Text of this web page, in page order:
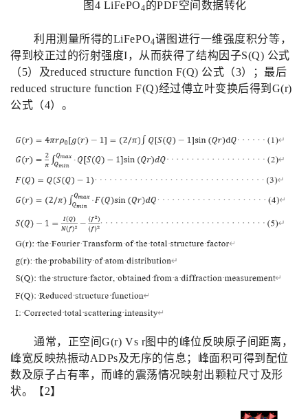
图 4 LiFePO4的PDF空间数据转化
利用测量所得的LiFePO4谱图进行一维强度积分等，
得到校正过的衍射强度I，从而获得了结构因子S(Q) 公式
（5）及reduced structure function F(Q) 公式（3）；最后
reduced structure function F(Q)经过傅立叶变换后得到 G(r)
公式（4）。
通常，正空间G(r) Vs r图中的峰位反映原子间距离，
峰宽反映热振动ADPs及无序的信息；峰面积可得到配位
数及原子占有率，而峰的震荡情况映射出颗粒尺寸及形
状。【2】